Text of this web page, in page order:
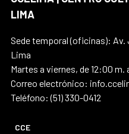
LIMA
Sede temporal (oficinas): Av.
Lima
Martes a viernes, de 12:00 m.
Correo electrónico:
Teléfono: (51) 330-0412
CCE